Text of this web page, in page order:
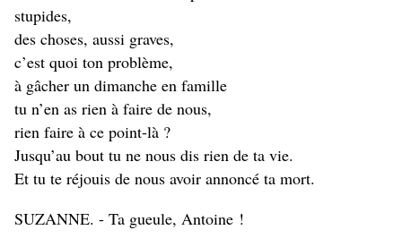
stupides,
des choses, aussi graves,
c’est quoi ton problème,
à gâcher un dimanche en famille
tu n’en as rien à faire de nous,
rien faire à ce point-là ?
Jusqu’au bout tu ne nous dis rien de ta vie.
Et tu te réjouis de nous avoir annoncé ta mort.
SUZANNE. - Ta gueule, Antoine !